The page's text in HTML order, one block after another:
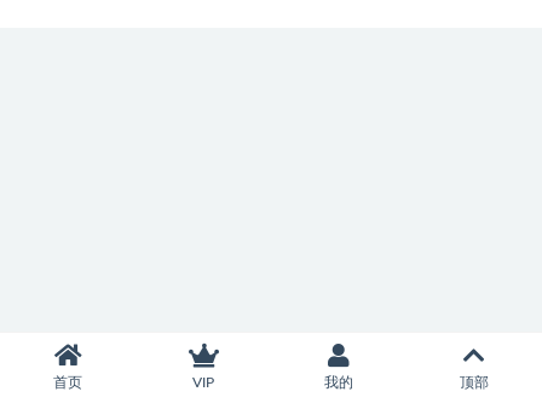
首页 VIP 我的 顶部